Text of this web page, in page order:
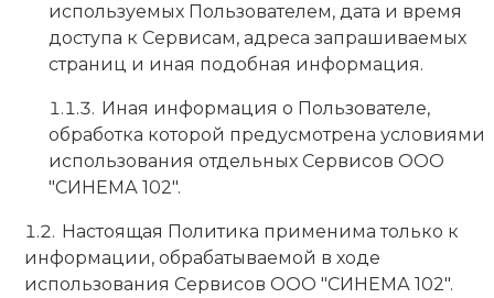
используемых Пользователем, дата и время
доступа к Сервисам, адреса запрашиваемых
страниц и иная подобная информация.
Иная информация о Пользователе,
обработка которой предусмотрена условиями
использования отдельных Сервисов ООО
"СИНЕМА 102".
Настоящая Политика применима только к
информации, обрабатываемой в ходе
использования Сервисов ООО "СИНЕМА 102".